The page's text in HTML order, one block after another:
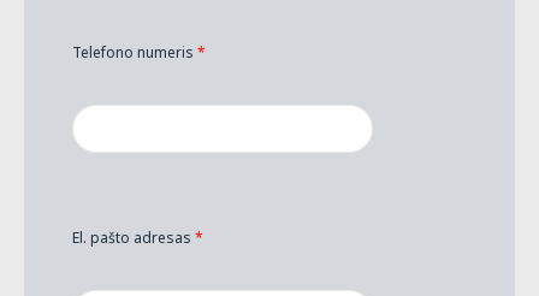
Telefono numeris *
El. pašto adresas *